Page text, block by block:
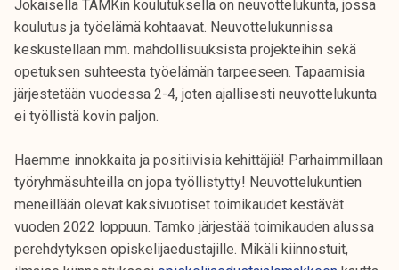
Jokaisella TAMKin koulutuksella on neuvottelukunta, jossa
koulutus ja työelämä kohtaavat. Neuvottelukunnissa
keskustellaan mm. mahdollisuuksista projekteihin sekä
opetuksen suhteesta työelämän tarpeeseen. Tapaamisia
järjestetään vuodessa 2-4, joten ajallisesti neuvottelukunta
ei työllistä kovin paljon.
Haemme innokkaita ja positiivisia kehittäjiä! Parhaimmillaan
työryhmäsuhteilla on jopa työllistytty! Neuvottelukuntien
meneillään olevat kaksivuotiset toimikaudet kestävät
vuoden 2022 loppuun. Tamko järjestää toimikauden alussa
perehdytyksen opiskelijaedustajille. Mikäli kiinnostuit,